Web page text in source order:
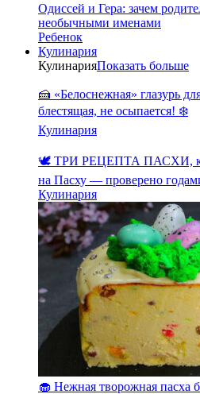
Одиссей и Гера: зачем
необычными именами
Ребенок
Кулинария
КулинарияПоказать больше
🍰 «Белоснежная» глазурь
блестящая, не осыпается! ❄️
Кулинария
🕊️ ТРИ РЕЦЕПТА ПАСХИ,
на Пасху — проверено
Кулинария
🧁 Нежная творожная